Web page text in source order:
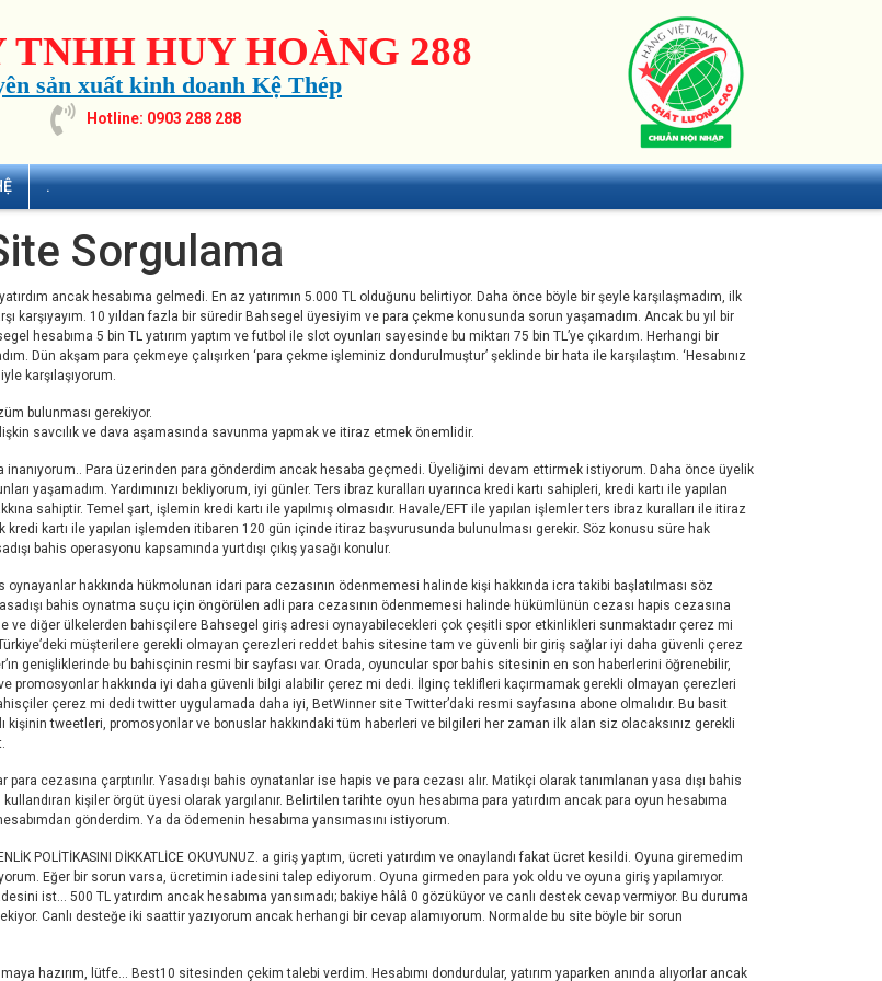
TNHH HUY HOÀNG 288
sản xuất kinh doanh Kệ Thép
Hotline: 0903 288 288
.
Sorgulama
ancak hesabıma gelmedi. En az yatırımın 5.000 TL olduğunu belirtiyor. Daha önce böyle bir şeyle karşılaşmadım, ilk
karşıyayım. 10 yıldan fazla bir süredir Bahsegel üyesiyim ve para çekme konusunda sorun yaşamadım. Ancak bu yıl bir
hesabıma 5 bin TL yatırım yaptım ve futbol ile slot oyunları sayesinde bu miktarı 75 bin TL’ye çıkardım. Herhangi bir
Dün akşam para çekmeye çalışırken ‘para çekme işleminiz dondurulmuştur’ şeklinde bir hata ile karşılaştım. ‘Hesabınız
karşılaşıyorum.
bulunması gerekiyor.
savcılık ve dava aşamasında savunma yapmak ve itiraz etmek önemlidir.
inanıyorum.. Para üzerinden para gönderdim ancak hesaba geçmedi. Üyeliğimi devam ettirmek istiyorum. Daha önce üyelik
yaşamadım. Yardımınızı bekliyorum, iyi günler. Ters ibraz kuralları uyarınca kredi kartı sahipleri, kredi kartı ile yapılan
sahiptir. Temel şart, işlemin kredi kartı ile yapılmış olmasıdır. Havale/EFT ile yapılan işlemler ters ibraz kuralları ile itiraz
kredi kartı ile yapılan işlemden itibaren 120 gün içinde itiraz başvurusunda bulunulması gerekir. Söz konusu süre hak
bahis operasyonu kapsamında yurtdışı çıkış yasağı konulur.
oynayanlar hakkında hükmolunan idari para cezasının ödenmemesi halinde kişi hakkında icra takibi başlatılması söz
bahis oynatma suçu için öngörülen adli para cezasının ödenmemesi halinde hükümlünün cezası hapis cezasına
ve diğer ülkelerden bahisçilere Bahsegel giriş adresi oynayabilecekleri çok çeşitli spor etkinlikleri sunmaktadır çerez mi
müşterilere gerekli olmayan çerezleri reddet bahis sitesine tam ve güvenli bir giriş sağlar iyi daha güvenli çerez
genişliklerinde bu bahisçinin resmi bir sayfası var. Orada, oyuncular spor bahis sitesinin en son haberlerini öğrenebilir,
promosyonlar hakkında iyi daha güvenli bilgi alabilir çerez mi dedi. İlginç teklifleri kaçırmamak gerekli olmayan çerezleri
çerez mi dedi twitter uygulamada daha iyi, BetWinner site Twitter’daki resmi sayfasına abone olmalıdır. Bu basit
kişinin tweetleri, promosyonlar ve bonuslar hakkındaki tüm haberleri ve bilgileri her zaman ilk alan siz olacaksınız gerekli
para cezasına çarptırılır. Yasadışı bahis oynatanlar ise hapis ve para cezası alır. Matikçi olarak tanımlanan yasa dışı bahis
kullandıran kişiler örgüt üyesi olarak yargılanır. Belirtilen tarihte oyun hesabıma para yatırdım ancak para oyun hesabıma
gönderdim. Ya da ödemenin hesabıma yansımasını istiyorum.
POLİTİKASINI DİKKATLİCE OKUYUNUZ. a giriş yaptım, ücreti yatırdım ve onaylandı fakat ücret kesildi. Oyuna giremedim
Eğer bir sorun varsa, ücretimin iadesini talep ediyorum. Oyuna girmeden para yok oldu ve oyuna giriş yapılamıyor.
ist… 500 TL yatırdım ancak hesabıma yansımadı; bakiye hâlâ 0 gözüküyor ve canlı destek cevap vermiyor. Bu duruma
Canlı desteğe iki saattir yazıyorum ancak herhangi bir cevap alamıyorum. Normalde bu site böyle bir sorun
hazırım, lütfe… Best10 sitesinden çekim talebi verdim. Hesabımı dondurdular, yatırım yaparken anında alıyorlar ancak